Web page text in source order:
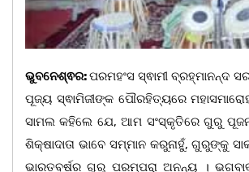
ଭୁବନେଶ୍ଵର:ପରମହଂସ ସ୍ଵାମୀ
ପୂଜ୍ୟ ସ୍ଵାମିଜୀଙ୍କ ପୌରହିତ୍ୟରେ
ସାମଲ କହିଲେ ଯେ, ଆମ ସଂସ୍କୃତିରେ ଗୁରୁ
ଶିକ୍ଷାଦାତା ଭାବେ ସମ୍ମାନ କରୁନାହୁଁ, ଗୁରୁଙ୍କୁ
ଭାରତବର୍ଷର ଗୁରୁ ପରମ୍ପରା ଅନନ୍ୟ ।